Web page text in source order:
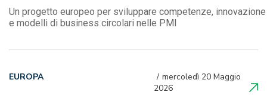
Un progetto europeo per sviluppare competenze, innovazione
e modelli di business circolari nelle PMI
mercoledì 20 Maggio
2026
EUROPA